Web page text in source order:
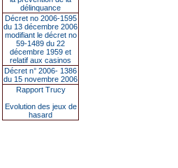
délinquance
Décret no 2006-1595
du 13 décembre 2006
modifiant le décret no
59-1489 du 22
décembre 1959 et
relatif aux casinos
Décret n° 2006- 1386
du 15 novembre 2006
Rapport Trucy
Evolution des jeux de
hasard